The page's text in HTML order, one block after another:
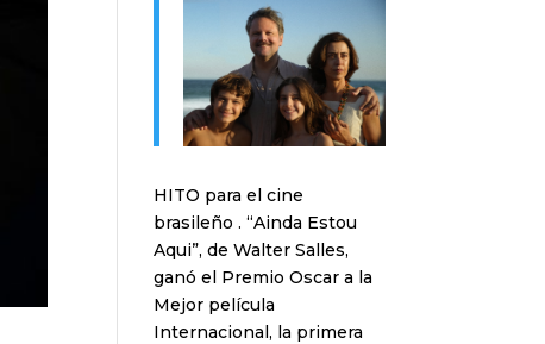
HITO para el cine
brasileño . “Ainda Estou
Aqui”, de Walter Salles,
ganó el Premio Oscar a la
Mejor película
Internacional, la primera